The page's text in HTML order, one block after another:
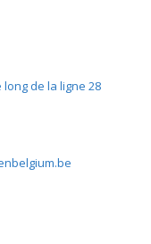
de la ligne 28